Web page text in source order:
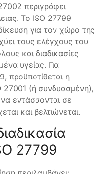
περιγράφει
Το ISO 27799
για τον χώρο της
τους ελέγχους του
και διαδικασίες
υγείας. Για
προϋποτίθεται η
27001 (ή συνδυασμένη),
εντάσσονται σε
και βελτιώνεται.
27799